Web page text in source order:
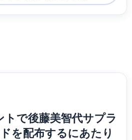
で後藤美智代サプラ
を配布するにあたり